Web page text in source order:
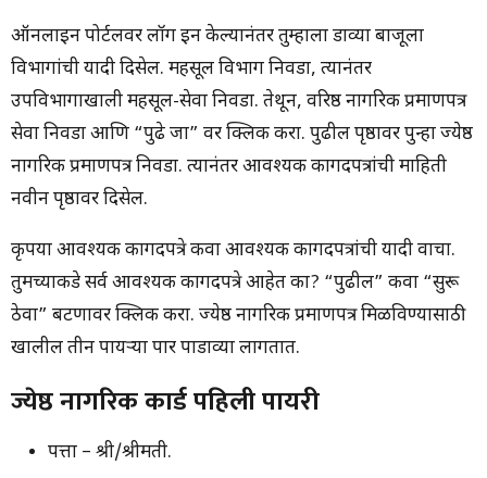
ऑनलाइन पोर्टलवर लॉग इन केल्यानंतर तुम्हाला डाव्या बाजूला
विभागांची यादी दिसेल. महसूल विभाग निवडा, त्यानंतर
उपविभागाखाली महसूल-सेवा निवडा. तेथून, वरिष्ठ नागरिक प्रमाणपत्र
सेवा निवडा आणि “पुढे जा” वर क्लिक करा. पुढील पृष्ठावर पुन्हा ज्येष्ठ
नागरिक प्रमाणपत्र निवडा. त्यानंतर आवश्यक कागदपत्रांची माहिती
नवीन पृष्ठावर दिसेल.
कृपया आवश्यक कागदपत्रे किंवा आवश्यक कागदपत्रांची यादी वाचा.
तुमच्याकडे सर्व आवश्यक कागदपत्रे आहेत का? “पुढील” किंवा “सुरू
ठेवा” बटणावर क्लिक करा. ज्येष्ठ नागरिक प्रमाणपत्र मिळविण्यासाठी
खालील तीन पायऱ्या पार पाडाव्या लागतात.
ज्येष्ठ नागरिक कार्ड पहिली पायरी
पत्ता – श्री/श्रीमती.